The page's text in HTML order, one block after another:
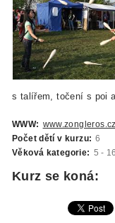
s talířem, točení s poi
WWW: www.zongleros.cz
Počet dětí v kurzu: 6
Věková kategorie: 5 -
Kurz se koná: